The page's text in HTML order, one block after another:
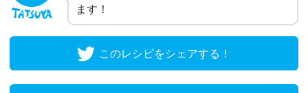
ます！
このレシピをシェアする！